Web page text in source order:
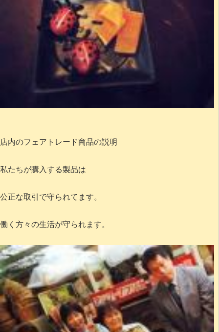
店内のフェアトレード商品の説明
私たちが購入する製品は
公正な取引で守られてます。
働く方々の生活が守られます。